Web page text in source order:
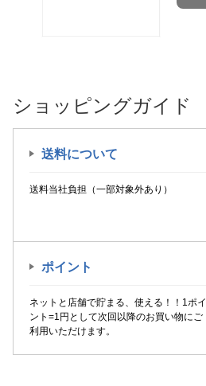
ショッピングガイド
送料について
送料当社負担（一部対象外あり）
ポイント
ネットと店舗で貯まる、使える！！1ポイ
ント=1円として次回以降のお買い物にご
利用いただけます。